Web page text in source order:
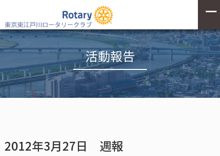
活動報告
2012年3月27日 週報